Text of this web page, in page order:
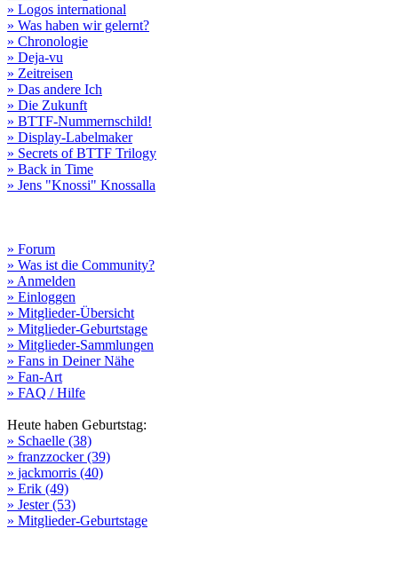
» Logos international
» Was haben wir gelernt?
» Chronologie
» Deja-vu
» Zeitreisen
» Das andere Ich
» Die Zukunft
» BTTF-Nummernschild!
» Display-Labelmaker
» Secrets of BTTF Trilogy
» Back in Time
» Jens "Knossi" Knossalla
» Forum
» Was ist die Community?
» Anmelden
» Einloggen
» Mitglieder-Übersicht
» Mitglieder-Geburtstage
» Mitglieder-Sammlungen
» Fans in Deiner Nähe
» Fan-Art
» FAQ / Hilfe
Heute haben Geburtstag:
» Schaelle (38)
» franzzocker (39)
» jackmorris (40)
» Erik (49)
» Jester (53)
» Mitglieder-Geburtstage